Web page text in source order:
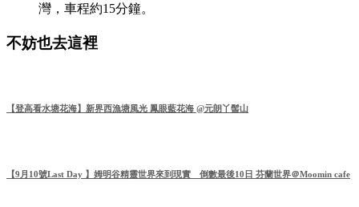
灣，車程約15分鐘。
不妨也去這裡
【登高看水塘花海】新界西漁塘風光 鳳眼藍花海 @元朗丫髻山
【9月10號Last Day 】姆明谷精靈世界來到現實 倒數最後10日 芬蘭世界＠Moomin cafe